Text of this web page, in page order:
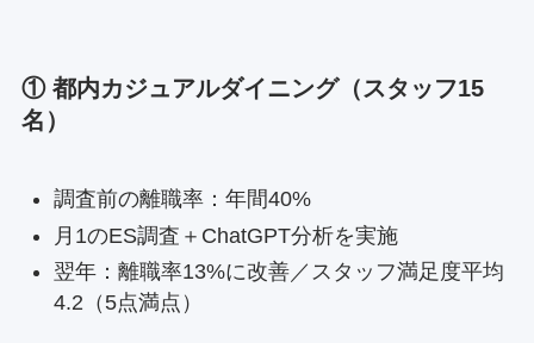
① 都内カジュアルダイニング（スタッフ15
名）
調査前の離職率：年間40%
月1のES調査＋ChatGPT分析を実施
翌年：離職率13%に改善／スタッフ満足度平均
4.2（5点満点）